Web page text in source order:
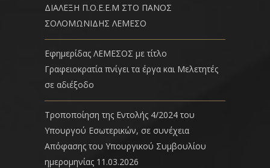
ΔΙΑΛΕΞΗ Π.Ο.Ε.Ε.Μ ΣΤΟ ΠΑΝΟΣ
ΣΟΛΟΜΩΝΙΔΗΣ ΛΕΜΕΣΟ
Εφημερίδας ΛΕΜΕΣΟΣ με τίτλο
Γραφειοκρατία πνίγει τα έργα και Μελετητές
σε αδιέξοδο
Τροποποίηση της Εντολής 4/2024 του
Υπουργού Εσωτερικών, σε συνέχεια
Απόφασης του Υπουργικού Συμβουλίου
ημερομηνίας 11.03.2026